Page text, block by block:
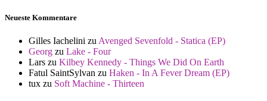
Neueste Kommentare
Gilles Iachelini zu Avenged Sevenfold - Statica (EP)
Georg zu Lake - Four
Lars zu Kilbey Kennedy - Things We Did On Earth
Fatul SaintSylvan zu Haken - In A Fever Dream (EP)
tux zu Soft Machine - Thirteen